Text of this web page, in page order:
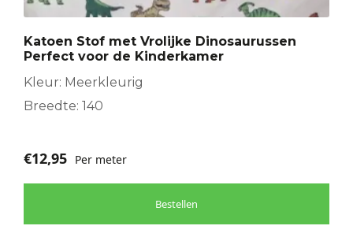
Katoen Stof met Vrolijke Dinosaurussen
Perfect voor de Kinderkamer
Kleur: Meerkleurig
Breedte: 140
€12,95 Per meter
Bestellen